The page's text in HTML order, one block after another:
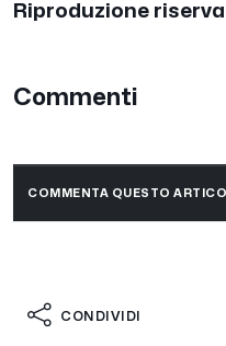
Riproduzione
Commenti
COMMENTA QUESTO
CONDIVIDI